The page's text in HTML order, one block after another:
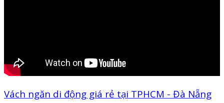
Vách ngăn di động giá rẻ tại TPHCM - Đà Nẵng